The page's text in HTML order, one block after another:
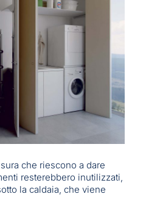
che riescono a dare
resterebbero inutilizzati,
la caldaia, che viene